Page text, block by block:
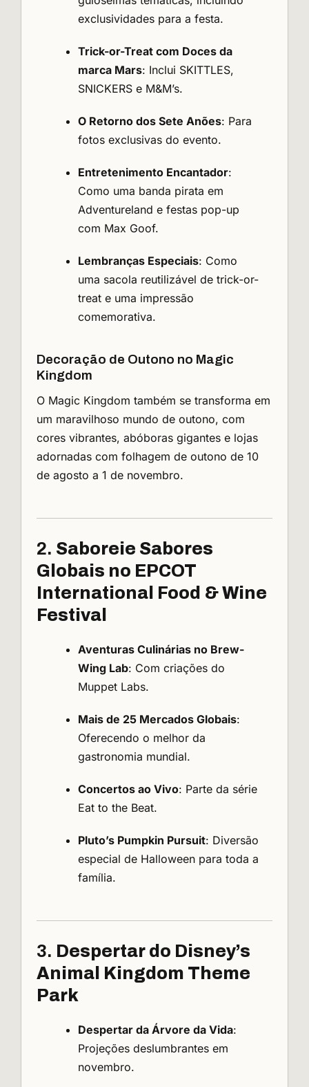
exclusividades para a festa.
Trick-or-Treat com Doces da
marca Mars: Inclui SKITTLES,
SNICKERS e M&M’s.
O Retorno dos Sete Anões: Para
fotos exclusivas do evento.
Entretenimento Encantador:
Como uma banda pirata em
Adventureland e festas pop-up
com Max Goof.
Lembranças Especiais: Como
uma sacola reutilizável de trick-or-
treat e uma impressão
comemorativa.
Decoração de Outono no Magic
Kingdom
O Magic Kingdom também se transforma em
um maravilhoso mundo de outono, com
cores vibrantes, abóboras gigantes e lojas
adornadas com folhagem de outono de 10
de agosto a 1 de novembro.
2. Saboreie Sabores
Globais no EPCOT
International Food & Wine
Festival
Aventuras Culinárias no Brew-
Wing Lab: Com criações do
Muppet Labs.
Mais de 25 Mercados Globais:
Oferecendo o melhor da
gastronomia mundial.
Concertos ao Vivo: Parte da série
Eat to the Beat.
Pluto’s Pumpkin Pursuit: Diversão
especial de Halloween para toda a
família.
3. Despertar do Disney’s
Animal Kingdom Theme
Park
Despertar da Árvore da Vida:
Projeções deslumbrantes em
novembro.